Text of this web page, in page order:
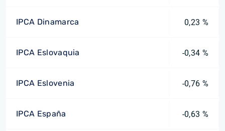
IPCA Dinamarca 0,23 %
IPCA Eslovaquia -0,34 %
IPCA Eslovenia -0,76 %
IPCA España -0,63 %